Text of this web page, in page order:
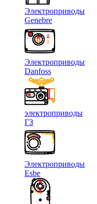
Электроприводы
Genebre
Электроприводы
Danfoss
электроприводы
ГЗ
Электроприводы
Esbe